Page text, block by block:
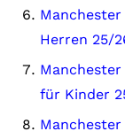
Herren 25/
Manchester
für Kinder
Manchester